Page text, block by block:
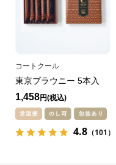
コートクール
東京ブラウニー 5本入
1,458円
4.8 （101）